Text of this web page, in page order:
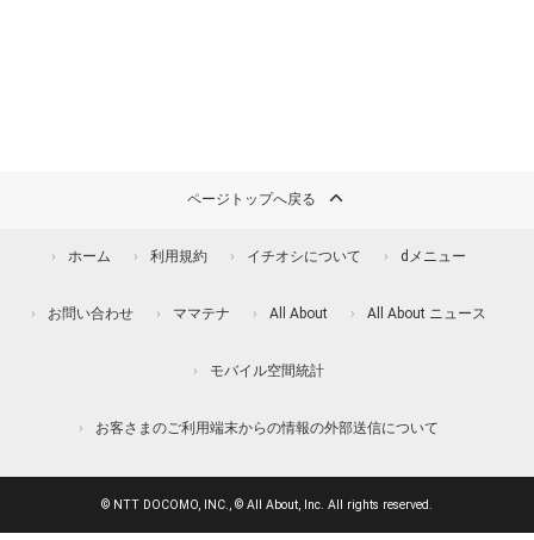
ページトップへ戻る
ホーム 利用規約 イチオシについて dメニュー
お問い合わせ ママテナ All About All About ニュース
モバイル空間統計
お客さまのご利用端末からの情報の外部送信について
© NTT DOCOMO, INC., © All About, Inc. All rights reserved.